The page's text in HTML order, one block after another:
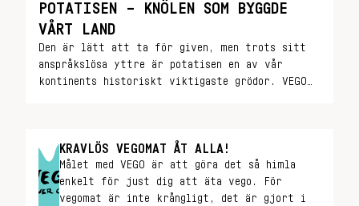
POTATISEN – KNÖLEN SOM BYGGDE
VÅRT LAND
Den är lätt att ta för given, men trots sitt
anspråkslösa yttre är potatisen en av vår
kontinents historiskt viktigaste grödor. VEGO
talet.KRAVLÖS VEGOMAT ÅT ALLA!
Målet med VEGO är att göra det så himla
enkelt för just dig att äta vego. För
vegomat är inte krångligt, det är gjort i